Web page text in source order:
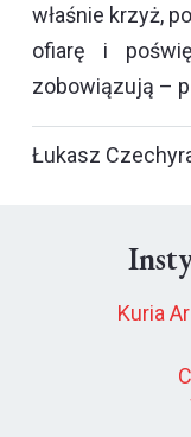
właśnie krzyż,
ofiarę i
zobowiązują –
Łukasz
Kuria